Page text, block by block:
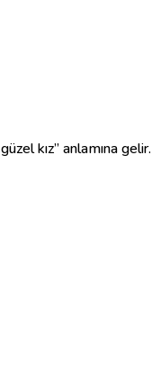
kız” anlamına